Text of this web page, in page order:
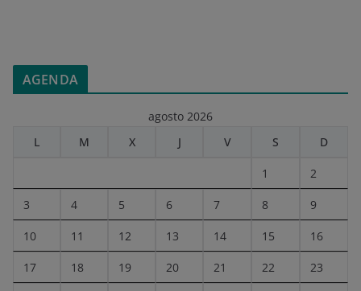
AGENDA
agosto 2026
L
M X J V S D
1 2
3 4 5 6 7 8 9
10 11 12 13 14 15 16
17 18 19 20 21 22 23